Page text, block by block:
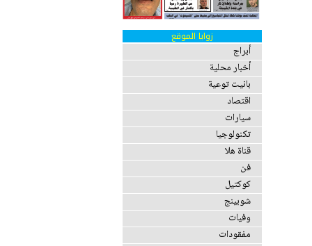
زوايا الموقع
أبراج
أخبار محلية
بانيت توعية
اقتصاد
سيارات
تكنولوجيا
قناة هلا
فن
كوكتيل
شوبينج
وفيات
مفقودات